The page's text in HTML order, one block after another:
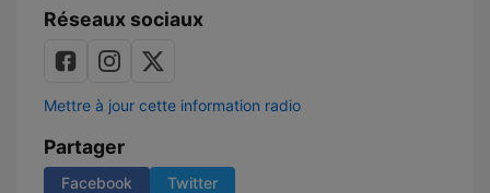
Réseaux sociaux
Mettre à jour cette information radio
Partager
Facebook Twitter